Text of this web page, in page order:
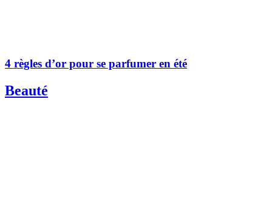
4 règles d’or pour se parfumer en été
Beauté